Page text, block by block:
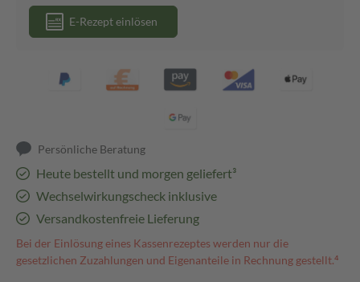
E-Rezept einlösen
Persönliche Beratung
Heute bestellt und morgen geliefert³
Wechselwirkungscheck inklusive
Versandkostenfreie Lieferung
Bei der Einlösung eines Kassenrezeptes werden nur die
gesetzlichen Zuzahlungen und Eigenanteile in Rechnung gestellt.⁴